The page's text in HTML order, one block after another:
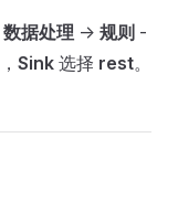
数据处理 -> 规则 -
， Sink 选择 rest。